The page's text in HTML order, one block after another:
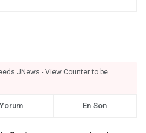
JNews - View Counter to be
Yorum En Son